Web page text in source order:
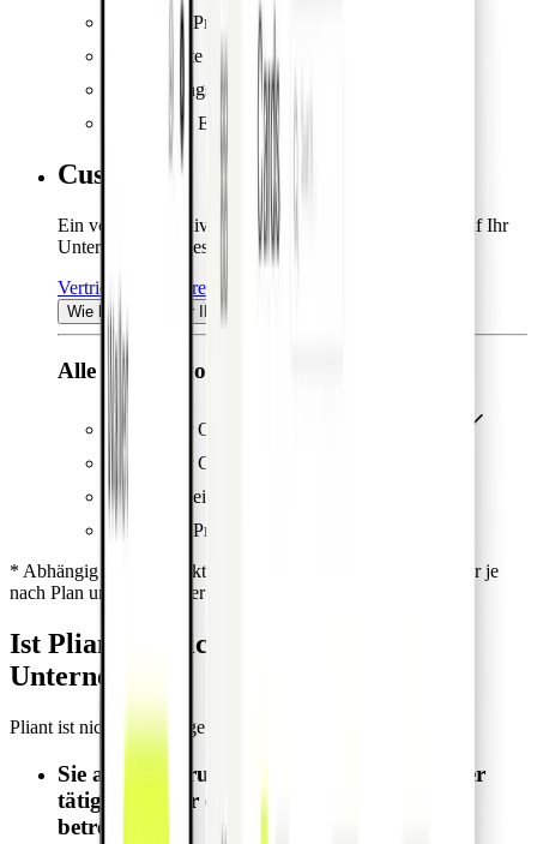
Zugriff auf Premium-Funktionen
Unbegrenzte Integrationen
Versicherungspaket**
Support via E-Mail & Telefon
Custom
Ein von Pliant individuell gestalteter Plan, der genau auf Ihr
Unternehmen abgestimmt ist.
Vertrieb kontaktieren
Wie berechnen wir Ihren Preis?
Alle Vorteile von Standard, plus:
Engagierter Onboarding-Support und Training
Engagierter Customer Success Manager
Maßgeschneiderte Integrationen
Zugriff auf Pro API
* Abhängig vom Transaktionsvolumen ** Zusätzliche Gebühr je
nach Plan und Anzahl der Nutzer
Ist Pliant die richtige Lösung für Ihr
Unternehmen?
Pliant ist nicht die richtige Wahl für Sie, wenn:
Sie als Freiberufler bzw. Einzelunternehmer
tätig sind oder ein Kleinstunternehmen
betreiben.